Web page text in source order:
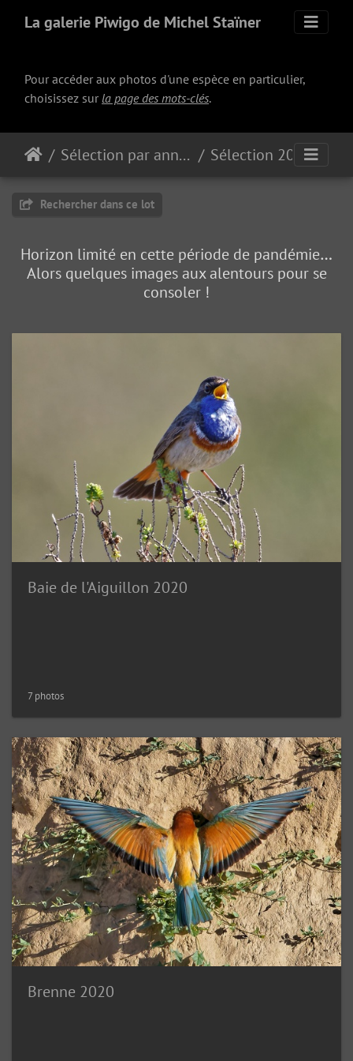
La galerie Piwigo de Michel Staïner
Pour accéder aux photos d'une espèce en particulier,
choisissez surla page des mots-clés.
Sélection par année Sélection 2020
Rechercher dans ce lot
Horizon limité en cette période de pandémie…
Alors quelques images aux alentours pour se
consoler !
Baie de l'Aiguillon 2020
7 photos
Brenne 2020